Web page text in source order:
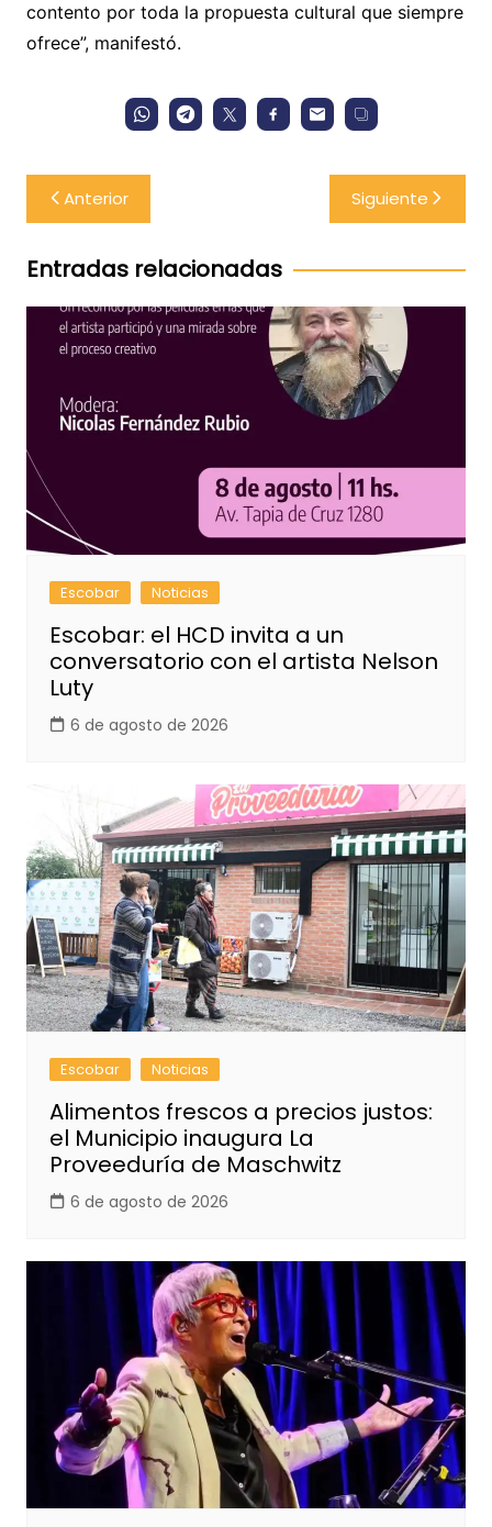
contento por toda la propuesta cultural que siempre
ofrece”, manifestó.
Navegación
de
entradas
Anterior Siguiente
Entradas relacionadas
Escobar Noticias
Escobar: el HCD invita a un
conversatorio con el artista Nelson
Luty
6 de agosto de 2026
Escobar Noticias
Alimentos frescos a precios justos:
el Municipio inaugura La
Proveeduría de Maschwitz
6 de agosto de 2026